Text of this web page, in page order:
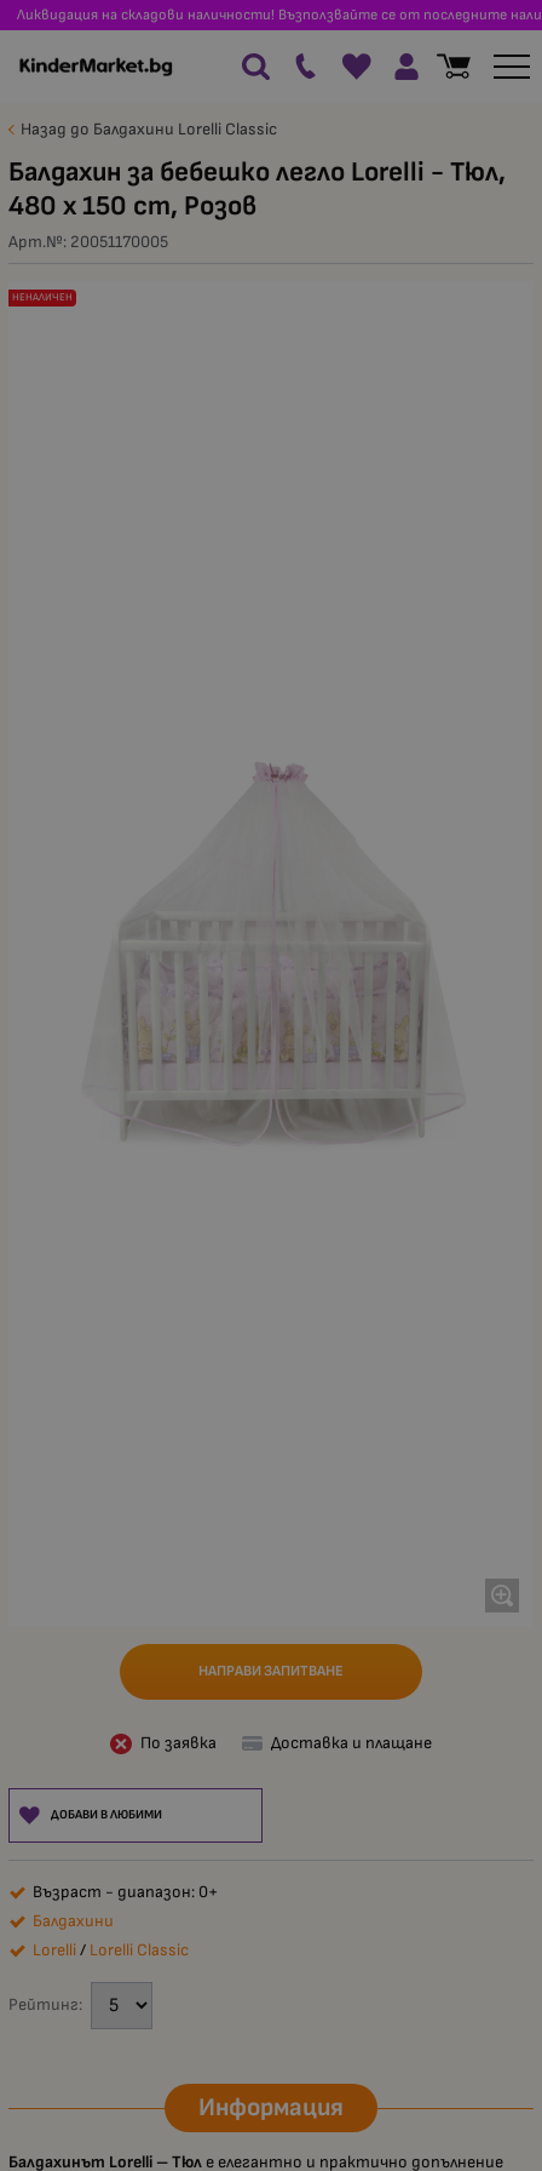
Ликвидация на складови наличности! Възползвайте се от последните
Назад до Балдахини Lorelli Classic
Балдахин за бебешко легло Lorelli - Тюл,
480 x 150 сm, Розов
Арт.№: 20051170005
НЕНАЛИЧЕН
НАПРАВИ ЗАПИТВАНЕ
По заявка Доставка и плащане
ДОБАВИ В ЛЮБИМИ
Възраст - диапазон: 0+
Балдахини
Lorelli/ Lorelli Classic
Рейтинг:
Информация
Балдахинът Lorelli – Тюл е елегантно и практично допълнение